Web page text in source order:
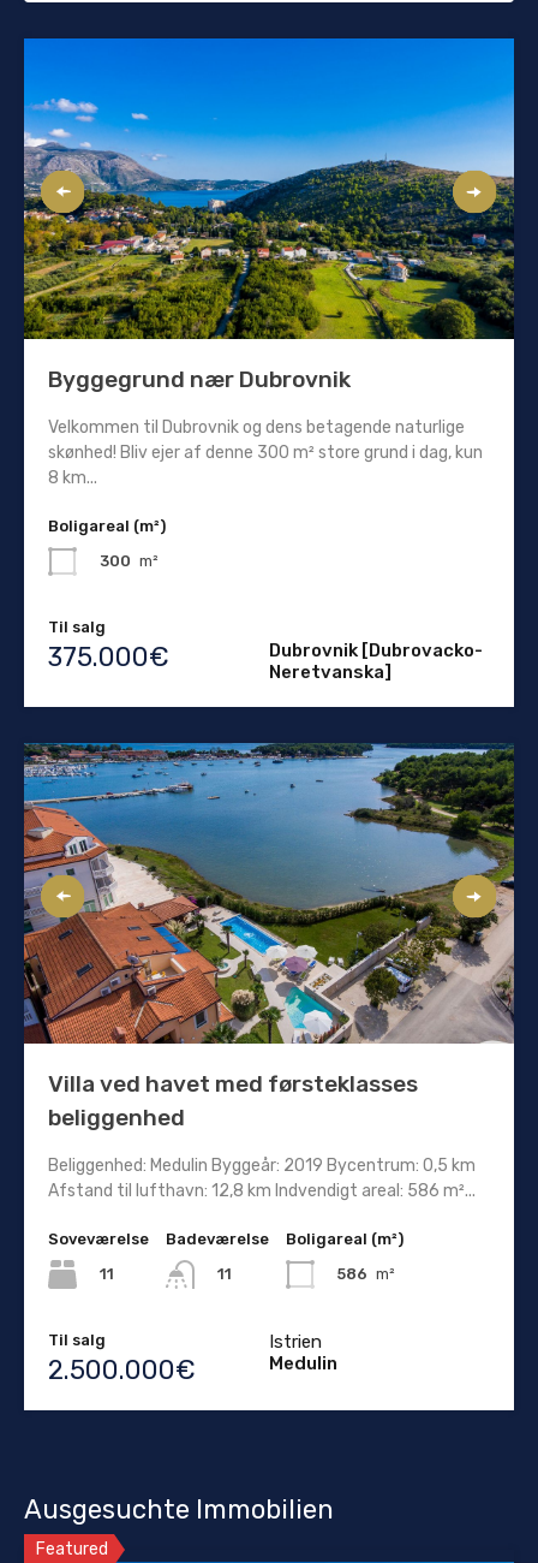
Byggegrund nær Dubrovnik
Velkommen til Dubrovnik og dens betagende naturlige
skønhed! Bliv ejer af denne 300 m² store grund i dag, kun
8 km...
Boligareal (m²)
300 m²
Til salg
375.000€
Dubrovnik [Dubrovacko-
Neretvanska]
Villa ved havet med førsteklasses
beliggenhed
Beliggenhed: Medulin Byggeår: 2019 Bycentrum: 0,5 km
Afstand til lufthavn: 12,8 km Indvendigt areal: 586 m²...
Soveværelse
11
Badeværelse
11
Boligareal (m²)
586 m²
Til salg
2.500.000€
Istrien
Medulin
Ausgesuchte Immobilien
Featured